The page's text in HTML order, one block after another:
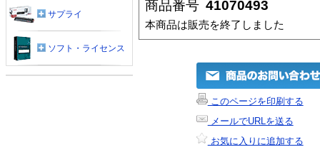
商品番号 41070493
本商品は販売を終了しました
このページを印刷する
メールでURLを送る
お気に入りに追加する
サプライ
ソフト・ライセンス